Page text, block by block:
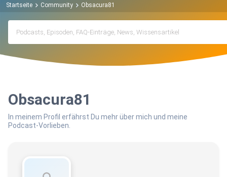
Startseite Community Obsacura81
Obsacura81
In meinem Profil erfährst Du mehr über mich und meine
Podcast-Vorlieben.